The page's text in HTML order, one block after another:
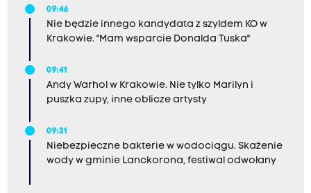
09:46
Nie będzie innego kandydata z szyldem KO w
Krakowie. "Mam wsparcie Donalda Tuska"
09:41
Andy Warhol w Krakowie. Nie tylko Marilyn i
puszka zupy, inne oblicze artysty
09:31
Niebezpieczne bakterie w wodociągu. Skażenie
wody w gminie Lanckorona, festiwal odwołany